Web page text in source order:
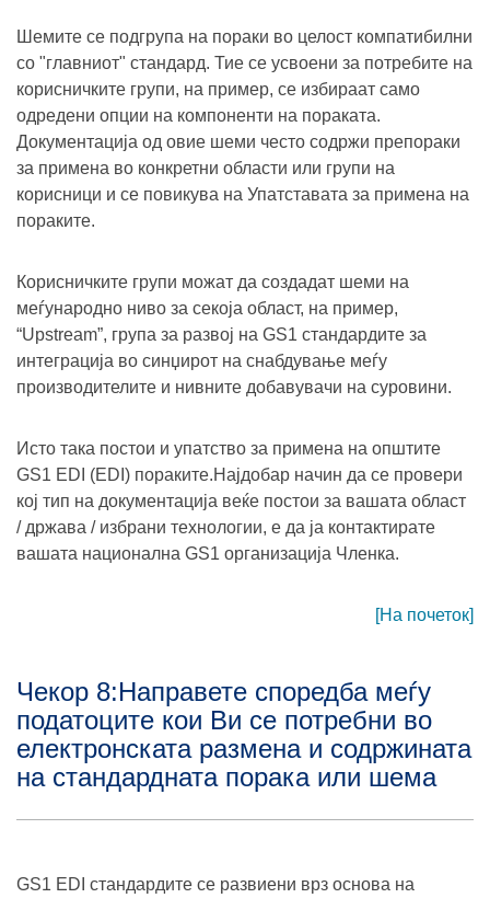
Шемите се подгрупа на пораки во целост компатибилни
со "главниот" стандард. Тие се усвоени за потребите на
корисничките групи, на пример, се избираат само
одредени опции на компоненти на пораката.
Документација од овие шеми често содржи препораки
за примена во конкретни области или групи на
корисници и се повикува на Упатставата за примена на
пораките.
Корисничките групи можат да создадат шеми на
меѓународно ниво за секоја област, на пример,
“Upstream”, група за развој на GS1 стандардите за
интеграција во синџирот на снабдување меѓу
производителите и нивните добавувачи на суровини.
Исто така постои и упатство за примена на општите
GS1 EDI (EDI) пораките.Најдобар начин да се провери
кој тип на документација веќе постои за вашата област
/ држава / избрани технологии, е да ja контактирате
вашата национална GS1 организација Членка.
[На почеток]
Чекор 8:Направете споредба меѓу
податоците кои Ви се потребни во
електронската размена и содржината
на стандардната порака или шема
GS1 EDI стандардите се развиени врз основа на